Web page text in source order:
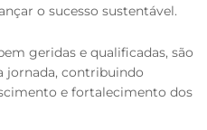
o sucesso sustentável.
geridas e qualificadas, são
jornada, contribuindo
e fortalecimento dos